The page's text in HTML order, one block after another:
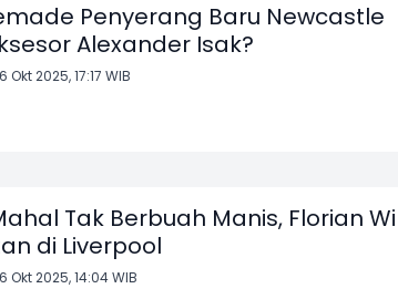
Penyerang Baru Newcastle
Alexander Isak?
Okt 2025, 17:17 WIB
Tak Berbuah Manis, Florian
di Liverpool
Okt 2025, 14:04 WIB